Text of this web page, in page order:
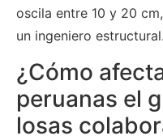
oscila entre 10 y 20
un ingeniero estructural.
¿Cómo
peruanas el
losas